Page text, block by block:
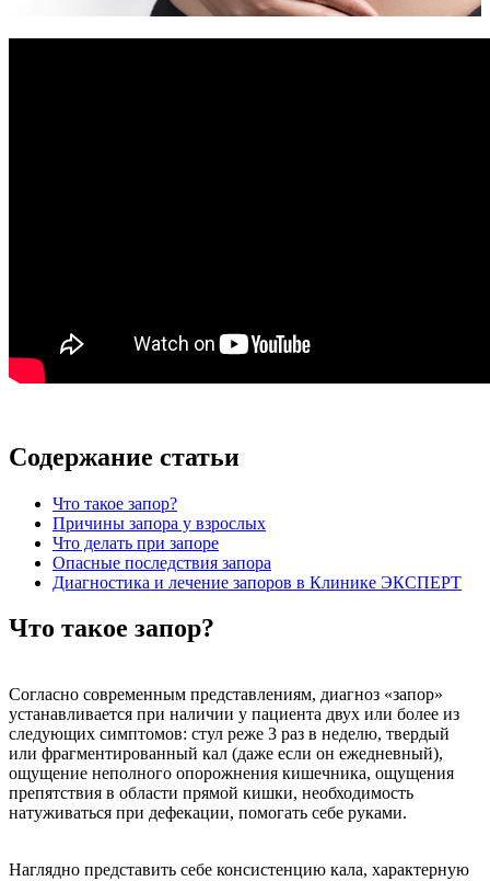
Содержание статьи
Что такое запор?
Причины запора у взрослых
Что делать при запоре
Опасные последствия запора
Диагностика и лечение запоров в Клинике ЭКСПЕРТ
Что такое запор?
Согласно современным представлениям, диагноз «запор»
устанавливается при наличии у пациента двух или более из
следующих симптомов: стул реже 3 раз в неделю, твердый
или фрагментированный кал (даже если он ежедневный),
ощущение неполного опорожнения кишечника, ощущения
препятствия в области прямой кишки, необходимость
натуживаться при дефекации, помогать себе руками.
Наглядно представить себе консистенцию кала, характерную